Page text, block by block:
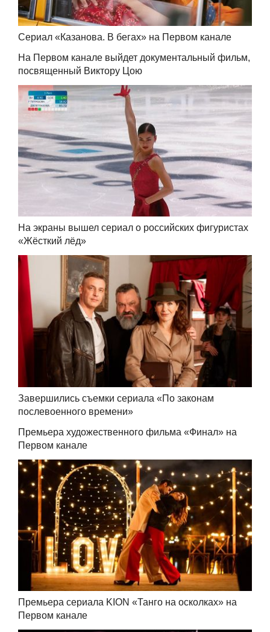
Сериал «Казанова. В бегах» на Первом канале
На Первом канале выйдет документальный фильм,
посвященный Виктору Цою
На экраны вышел сериал о российских фигуристах
«Жёсткий лёд»
Завершились съемки сериала «По законам
послевоенного времени»
Премьера художественного фильма «Финал» на
Первом канале
Премьера сериала KION «Танго на осколках» на
Первом канале